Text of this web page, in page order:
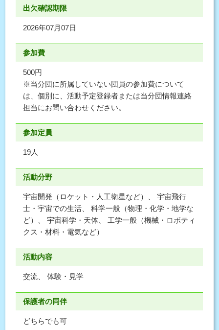
出欠確認期限
2026年07月07日
参加費
500円
※当分団に所属していない団員の参加費について
は、個別に、活動予定登録者または当分団情報連絡
担当にお問い合わせください。
参加定員
19人
活動分野
宇宙開発（ロケット・人工衛星など）、 宇宙飛行
士・宇宙での生活、 科学一般（物理・化学・地学な
ど）、 宇宙科学・天体、 工学一般（機械・ロボティ
クス・材料・電気など）
活動内容
交流、 体験・見学
保護者の同伴
どちらでも可